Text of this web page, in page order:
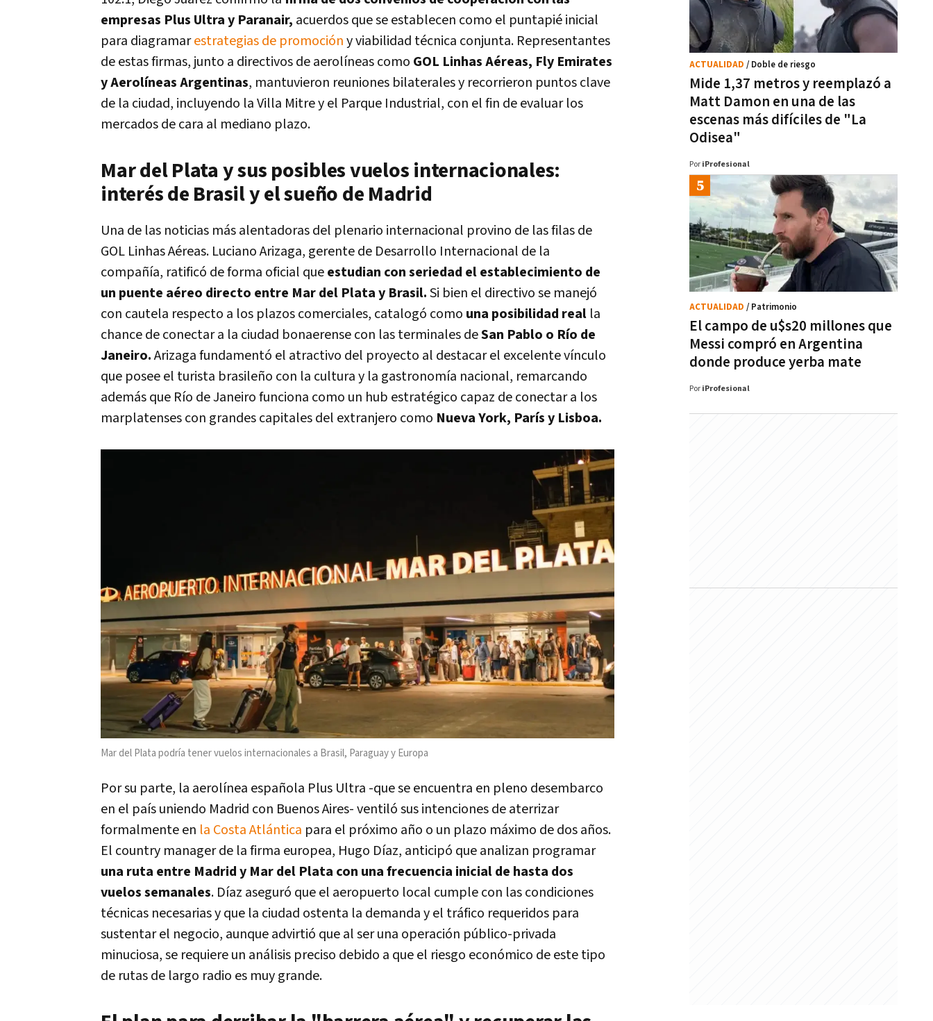
empresas Plus Ultra y Paranair, acuerdos que se establecen como el puntapié inicial
para diagramarestrategias de promocióny viabilidad técnica conjunta. Representantes
de estas firmas, junto a directivos de aerolíneas como GOL Linhas Aéreas, Fly Emirates
y Aerolíneas Argentinas, mantuvieron reuniones bilaterales y recorrieron puntos clave
de la ciudad, incluyendo la Villa Mitre y el Parque Industrial, con el fin de evaluar los
mercados de cara al mediano plazo.
Mar del Plata y sus posibles vuelos internacionales:
interés de Brasil y el sueño de Madrid
Una de las noticias más alentadoras del plenario internacional provino de las filas de
GOL Linhas Aéreas. Luciano Arizaga, gerente de Desarrollo Internacional de la
compañía, ratificó de forma oficial queestudian con seriedad el establecimiento de
un puente aéreo directo entre Mar del Plata y Brasil.Si bien el directivo se manejó
con cautela respecto a los plazos comerciales, catalogó como una posibilidad real la
chance de conectar a la ciudad bonaerense con las terminales deSan Pablo o Río de
Janeiro.Arizaga fundamentó el atractivo del proyecto al destacar el excelente vínculo
que posee el turista brasileño con la cultura y la gastronomía nacional, remarcando
además que Río de Janeiro funciona como un hub estratégico capaz de conectar a los
marplatenses con grandes capitales del extranjero como Nueva York, París y Lisboa.
Mar del Plata podría tener vuelos internacionales a Brasil, Paraguay y Europa
Por su parte, la aerolínea española Plus Ultra -que se encuentra en pleno desembarco
en el país uniendo Madrid con Buenos Aires- ventiló sus intenciones de aterrizar
formalmente en la Costa Atlántica para el próximo año o un plazo máximo de dos años.
El country manager de la firma europea, Hugo Díaz, anticipó que analizan programar
una ruta entre Madrid y Mar del Plata con una frecuencia inicial de hasta dos
vuelos semanales. Díaz aseguró que el aeropuerto local cumple con las condiciones
técnicas necesarias y que la ciudad ostenta la demanda y el tráfico requeridos para
sustentar el negocio, aunque advirtió que al ser una operación público-privada
minuciosa, se requiere un análisis preciso debido a que el riesgo económico de este tipo
de rutas de largo radio es muy grande.
Mide 1,37 metros y reemplazó a
Matt Damon en una de las
escenas más difíciles de "La
Odisea"
ACTUALIDAD / Doble de riesgo
Por iProfesional
El campo de u$s20 millones que
Messi compró en Argentina
donde produce yerba mate
ACTUALIDAD / Patrimonio
Por iProfesional